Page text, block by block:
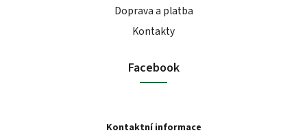
Doprava a platba
Kontakty
Facebook
Kontaktní informace